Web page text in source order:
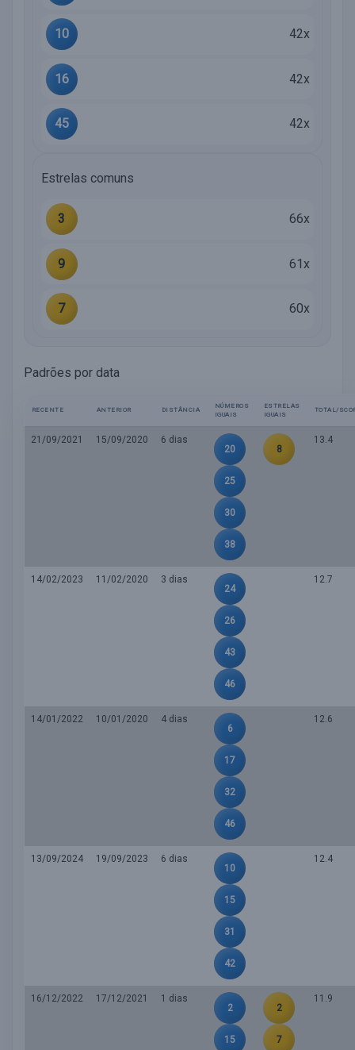
10 42x
16 42x
45 42x
Estrelas comuns
3 66x
9 61x
7 60x
Padrões por data
RECENTE ANTERIOR DISTÂNCIA
NÚMEROS
IGUAIS
ESTRELAS
IGUAIS
TOTAL/
21/09/2021 15/09/2020
6 dias
20
25
30
38
8
13.4
14/02/2023 11/02/2020
3 dias
24
26
43
46
12.7
14/01/2022 10/01/2020
4 dias
6
17
32
46
12.6
13/09/2024 19/09/2023
6 dias
10
15
31
42
12.4
16/12/2022 17/12/2021
1 dias
2
15
2
7
11.9